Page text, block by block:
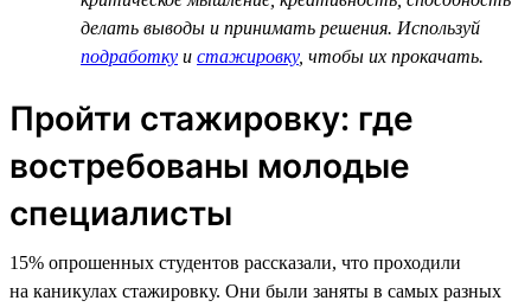
делать выводы и принимать решения. Используй
подработку и стажировку, чтобы их прокачать.
Пройти стажировку: где
востребованы молодые
специалисты
15% опрошенных студентов рассказали, что проходили
на каникулах стажировку. Они были заняты в самых разных